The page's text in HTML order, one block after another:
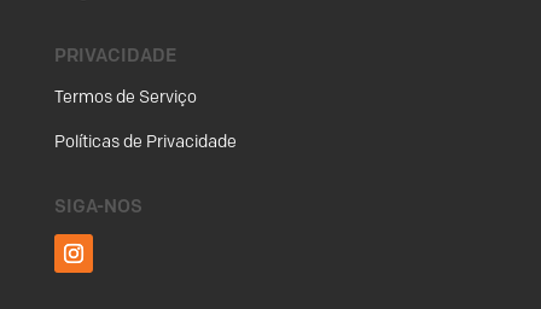
PRIVACIDADE
Termos de Serviço
Políticas de Privacidade
SIGA-NOS